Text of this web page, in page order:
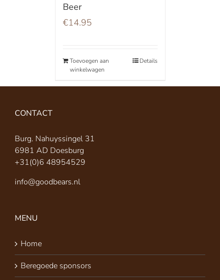
Beer
€14.95
Toevoegen aan
winkelwagen
Details
CONTACT
Burg. Nahuyssingel 31
6981 AD Doesburg
+31(0)6 48954529
info@goodbears.nl
MENU
Home
Beregoede sponsors